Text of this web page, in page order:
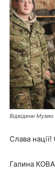
Відвідини
Слава
Галина